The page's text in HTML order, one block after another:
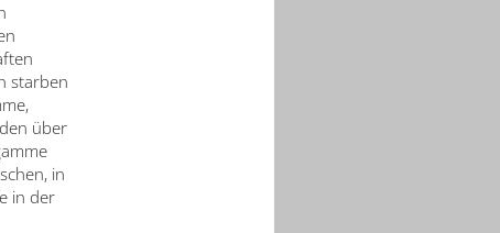
starben
über
in
in der